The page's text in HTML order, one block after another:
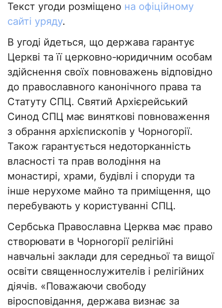
Текст угоди розміщено на офіційному
сайті уряду.
В угоді йдеться, що держава гарантує
Церкві та її церковно-юридичним особам
здійснення своїх повноважень відповідно
до православного канонічного права та
Статуту СПЦ. Святий Архієрейський
Синод СПЦ має виняткові повноваження
з обрання архієпископів у Чорногорії.
Також гарантується недоторканність
власності та прав володіння на
монастирі, храми, будівлі і споруди та
інше нерухоме майно та приміщення, що
перебувають у користуванні СПЦ.
Сербська Православна Церква має право
створювати в Чорногорії релігійні
навчальні заклади для середньої та вищої
освіти священнослужителів і релігійних
діячів. «Поважаючи свободу
віросповідання, держава визнає за